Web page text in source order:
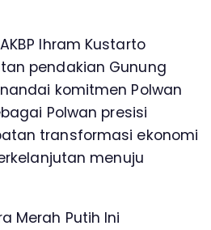
Ihram Kustarto
pendakian Gunung
komitmen Polwan
Polwan presisi
transformasi ekonomi
menuju
Merah Putih Ini